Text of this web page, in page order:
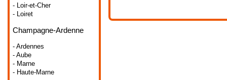
- Loir-et-Cher
- Loiret
Champagne-Ardenne
- Ardennes
- Aube
- Marne
- Haute-Marne